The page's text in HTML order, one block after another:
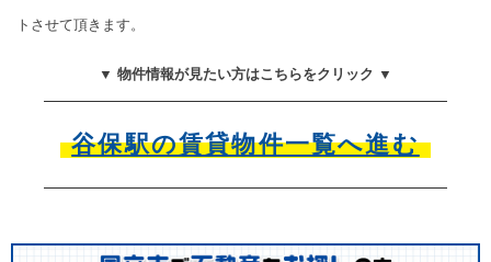
トさせて頂きます。
▼ 物件情報が見たい方はこちらをクリック ▼
谷保駅の賃貸物件一覧へ進む